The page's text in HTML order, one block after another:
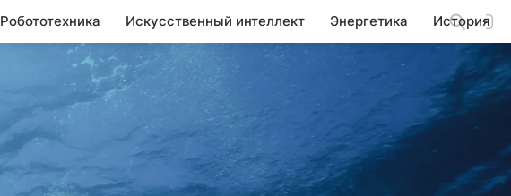
Робототехника Искусственный интеллект Энергетика История